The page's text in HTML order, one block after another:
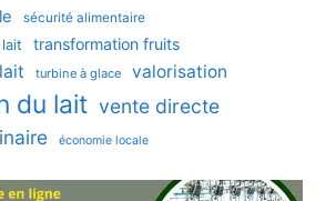
sécurité alimentaire
transformation fruits
turbine à glace valorisation
du lait vente directe
économie locale